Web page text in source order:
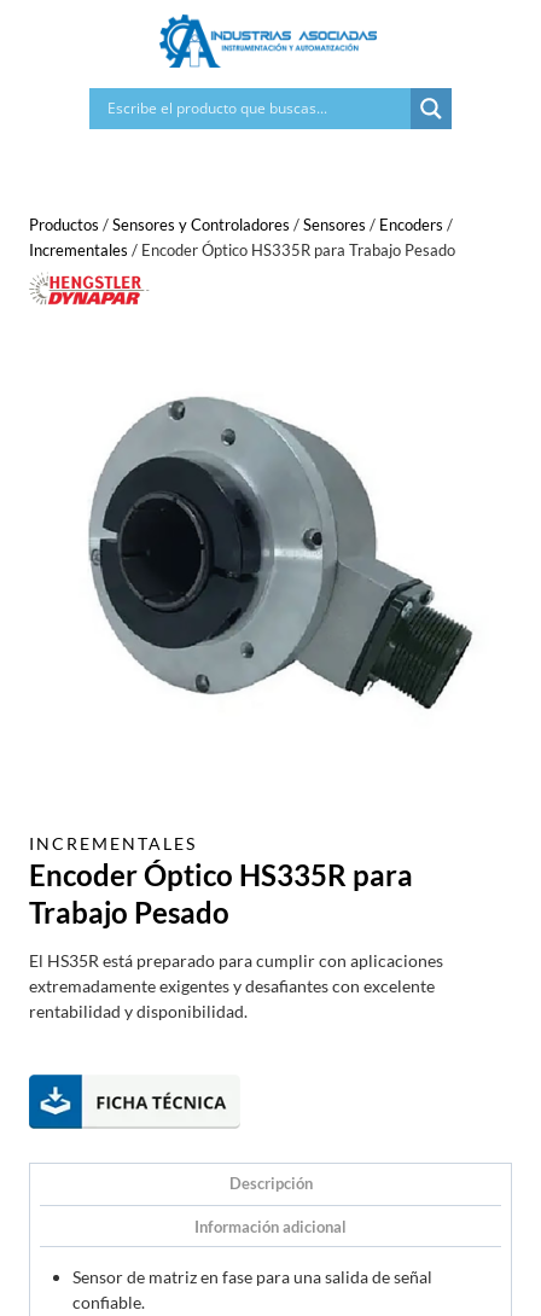
Productos /Sensores y Controladores /Sensores / Encoders /
Incrementales / Encoder Óptico HS335R para Trabajo Pesado
INCREMENTALES
Encoder Óptico HS335R para
Trabajo Pesado
El HS35R está preparado para cumplir con aplicaciones
extremadamente exigentes y desafiantes con excelente
rentabilidad y disponibilidad.
Descripción
Información adicional
Sensor de matriz en fase para una salida de señal
confiable.